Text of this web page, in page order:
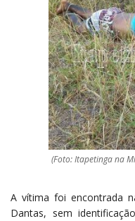
(Foto: Itapetinga na
A vítima foi encontrada
Dantas, sem